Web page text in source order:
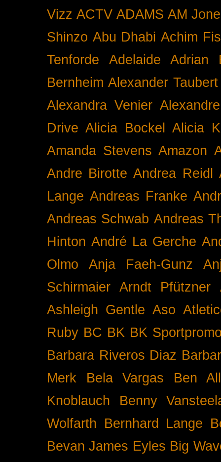
Vizz ACTV ADAMS AM
Shinzo Abu Dhabi Achim
Tenforde
Adelaide
Adrian
Bernheim Alexander Taubert
Alexandra Venier
Drive Alicia Bockel
Alicia
Amanda Stevens Amazon
Andre Birotte Andrea Reidl
Lange Andreas Franke
Andreas Schwab Andreas
Hinton André La Gerche
Olmo
Anja Faeh-Gunz
Schirmaier
Arndt Pfützner
Ashleigh Gentle Aso
Ruby BC BK BK
Barbara Riveros Diaz
Merk
Bela Vargas
Ben
Knoblauch
Benny
Wolfarth Bernhard Lange
Bevan James Eyles Big